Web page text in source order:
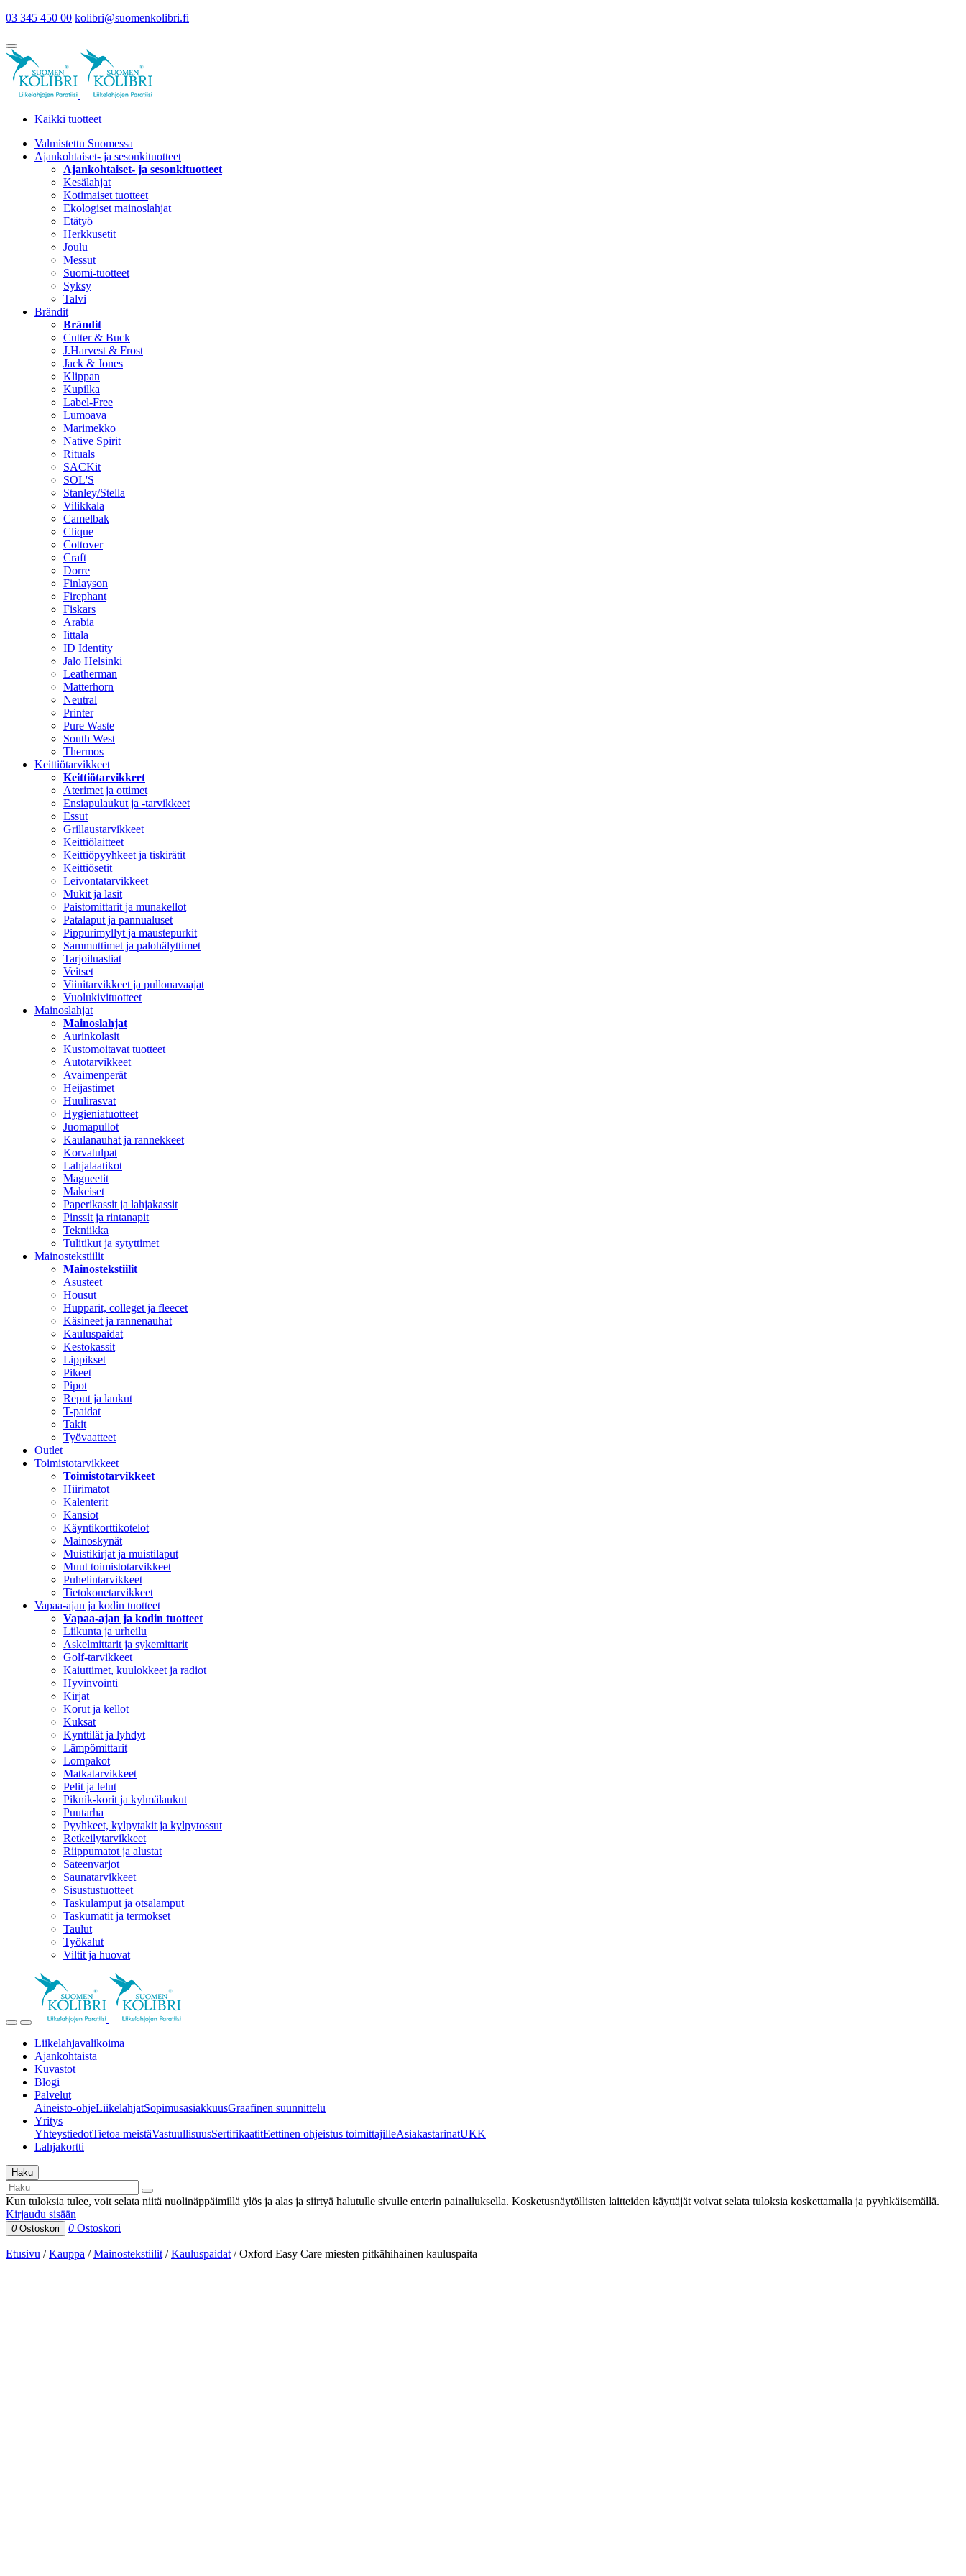
03 345 450 00 kolibri@suomenkolibri.fi
Kaikki tuotteet
Valmistettu Suomessa
Ajankohtaiset- ja sesonkituotteet
Ajankohtaiset- ja sesonkituotteet
Kesälahjat
Kotimaiset tuotteet
Ekologiset mainoslahjat
Etätyö
Herkkusetit
Joulu
Messut
Suomi-tuotteet
Syksy
Talvi
Brändit
Brändit
Cutter & Buck
J.Harvest & Frost
Jack & Jones
Klippan
Kupilka
Label-Free
Lumoava
Marimekko
Native Spirit
Rituals
SACKit
SOL'S
Stanley/Stella
Vilikkala
Camelbak
Clique
Cottover
Craft
Dorre
Finlayson
Firephant
Fiskars
Arabia
Iittala
ID Identity
Jalo Helsinki
Leatherman
Matterhorn
Neutral
Printer
Pure Waste
South West
Thermos
Keittiötarvikkeet
Keittiötarvikkeet
Aterimet ja ottimet
Ensiapulaukut ja -tarvikkeet
Essut
Grillaustarvikkeet
Keittiölaitteet
Keittiöpyyhkeet ja tiskirätit
Keittiösetit
Leivontatarvikkeet
Mukit ja lasit
Paistomittarit ja munakellot
Patalaput ja pannualuset
Pippurimyllyt ja maustepurkit
Sammuttimet ja palohälyttimet
Tarjoiluastiat
Veitset
Viinitarvikkeet ja pullonavaajat
Vuolukivituotteet
Mainoslahjat
Mainoslahjat
Aurinkolasit
Kustomoitavat tuotteet
Autotarvikkeet
Avaimenperät
Heijastimet
Huulirasvat
Hygieniatuotteet
Juomapullot
Kaulanauhat ja rannekkeet
Korvatulpat
Lahjalaatikot
Magneetit
Makeiset
Paperikassit ja lahjakassit
Pinssit ja rintanapit
Tekniikka
Tulitikut ja sytyttimet
Mainostekstiilit
Mainostekstiilit
Asusteet
Housut
Hupparit, colleget ja fleecet
Käsineet ja rannenauhat
Kauluspaidat
Kestokassit
Lippikset
Pikeet
Pipot
Reput ja laukut
T-paidat
Takit
Työvaatteet
Outlet
Toimistotarvikkeet
Toimistotarvikkeet
Hiirimatot
Kalenterit
Kansiot
Käyntikorttikotelot
Mainoskynät
Muistikirjat ja muistilaput
Muut toimistotarvikkeet
Puhelintarvikkeet
Tietokonetarvikkeet
Vapaa-ajan ja kodin tuotteet
Vapaa-ajan ja kodin tuotteet
Liikunta ja urheilu
Askelmittarit ja sykemittarit
Golf-tarvikkeet
Kaiuttimet, kuulokkeet ja radiot
Hyvinvointi
Kirjat
Korut ja kellot
Kuksat
Kynttilät ja lyhdyt
Lämpömittarit
Lompakot
Matkatarvikkeet
Pelit ja lelut
Piknik-korit ja kylmälaukut
Puutarha
Pyyhkeet, kylpytakit ja kylpytossut
Retkeilytarvikkeet
Riippumatot ja alustat
Sateenvarjot
Saunatarvikkeet
Sisustustuotteet
Taskulamput ja otsalamput
Taskumatit ja termokset
Taulut
Työkalut
Viltit ja huovat
Liikelahjavalikoima
Ajankohtaista
Kuvastot
Blogi
Palvelut
Aineisto-ohjeLiikelahjatSopimusasiakkuusGraafinen suunnittelu
Yritys
YhteystiedotTietoa meistäVastuullisuusSertifikaatitEettinen ohjeistus toimittajilleAsiakastarinatUKK
Lahjakortti
Haku
Kun tuloksia tulee, voit selata niitä nuolinäppäimillä ylös ja alas ja siirtyä halutulle sivulle enterin painalluksella. Kosketusnäytöllisten laitteiden käyttäjät voivat selata tuloksia koskettamalla ja pyyhkäisemällä.
Kirjaudu sisään
0 Ostoskori 0 Ostoskori
Etusivu /Kauppa /Mainostekstiilit /Kauluspaidat /Oxford Easy Care miesten pitkähihainen kauluspaita